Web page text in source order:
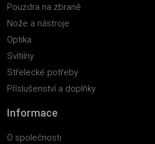
Pouzdra na zbraně
Nože a nástroje
Optika
Svítilny
Střelecké potřeby
Příslušenství a doplňky
Informace
O společnosti